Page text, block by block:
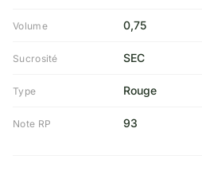
Volume 0,75
Sucrosité SEC
Type Rouge
Note RP 93